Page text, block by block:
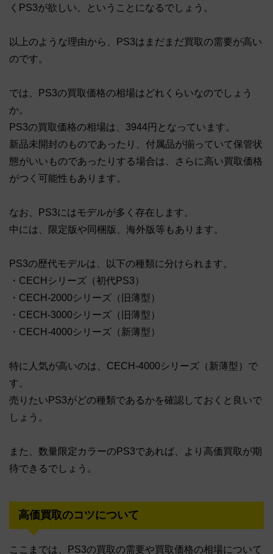
くPS3が欲しい、ということになるでしょう。
以上のような理由から、PS3はまだまだ買取の需要が高い
のです。
では、PS3の買取価格の相場はどれくらいなのでしょう
か。
PS3の買取価格の相場は、3944円となっています。
新品未開封のものであったり、付属品が揃っていて保管状
態がいいものであったりする場合は、さらに高い買取価格
がつく可能性もあります。
なお、PS3にはモデルが多く存在します。
中には、限定版や同梱版、海外版等もあります。
PS3の歴代モデルは、以下の種類に分けられます。
・CECHシリーズ（初代PS3）
・CECH-2000シリーズ（旧薄型）
・CECH-3000シリーズ（旧薄型）
・CECH-4000シリーズ（新薄型）
特に人気が高いのは、CECH-4000シリーズ（新薄型）で
す。
売りたいPS3がどの種類であるかを確認しておくと良いで
しょう。
また、数量限定カラーのPS3であれば、より高価買取が期
待できるでしょう。
高価買取のコツについて
ここまでは、PS3の買取の需要や買取価格の相場について